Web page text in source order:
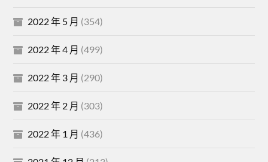
2022 年 5 月 (354)
2022 年 4 月 (499)
2022 年 3 月 (290)
2022 年 2 月 (303)
2022 年 1 月 (436)